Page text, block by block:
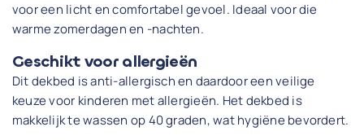
voor een licht en comfortabel gevoel. Ideaal voor die
warme zomerdagen en -nachten.
Geschikt voor allergieën
Dit dekbed is anti-allergisch en daardoor een veilige
keuze voor kinderen met allergieën. Het dekbed is
makkelijk te wassen op 40 graden, wat hygiëne bevordert.